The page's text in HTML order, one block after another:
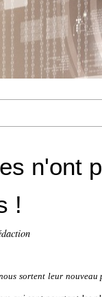
n'ont
!
sortent leur